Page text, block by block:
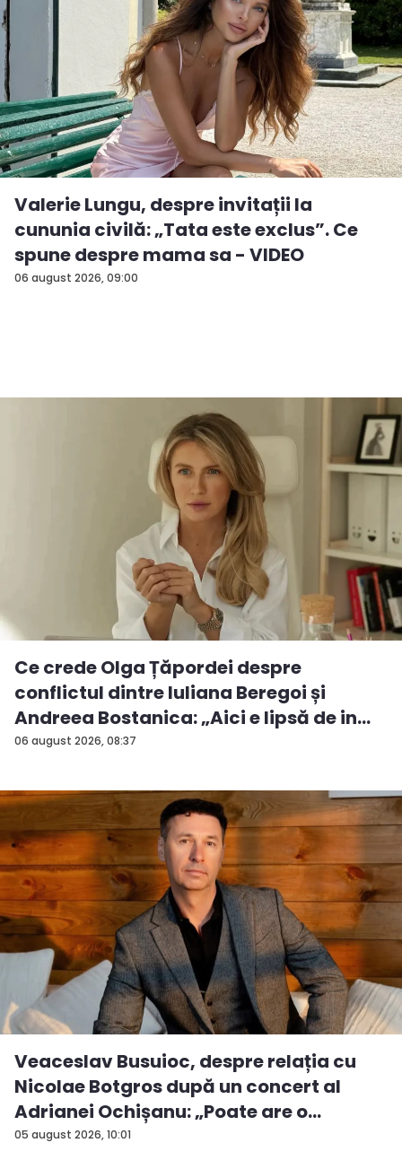
06 august 2026, 09:00
Valerie Lungu, despre invitații la
cununia civilă: „Tata este exclus”. Ce
spune despre mama sa - VIDEO
06 august 2026, 08:37
Ce crede Olga Țăpordei despre
conflictul dintre Iuliana Beregoi și
Andreea Bostanica: „Aici e lipsă de in...
05 august 2026, 10:01
Veaceslav Busuioc, despre relația cu
Nicolae Botgros după un concert al
Adrianei Ochișanu: „Poate are o
supăra...